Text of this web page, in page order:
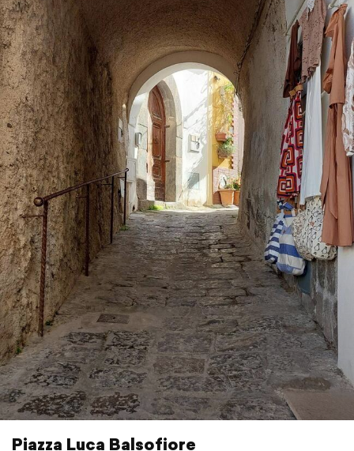
Piazza Luca Balsofiore